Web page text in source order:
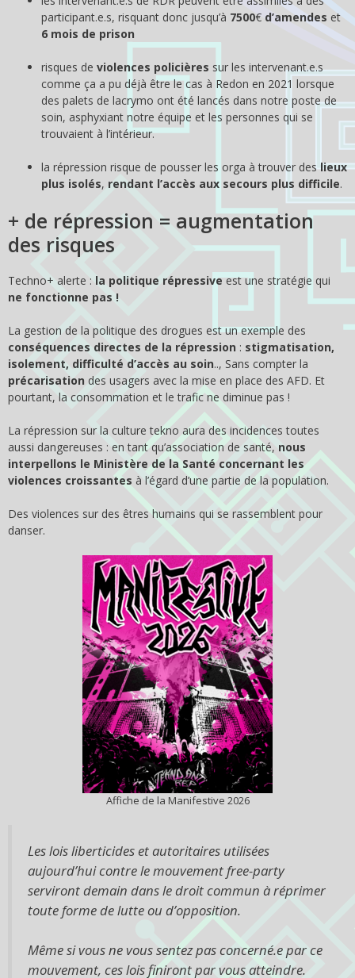
participant.e.s, risquant donc jusqu’à 7500€ d’amendes et
6 mois de prison
risques de violences policières sur les intervenant.e.s
comme ça a pu déjà être le cas à Redon en 2021 lorsque
des palets de lacrymo ont été lancés dans notre poste de
soin, asphyxiant notre équipe et les personnes qui se
trouvaient à l’intérieur.
la répression risque de pousser les orga à trouver deslieux
plus isolés, rendant l’accès aux secours plus difficile.
+ de répression = augmentation
des risques
Techno+ alerte : la politique répressiveest une stratégie qui
ne fonctionne pas !
La gestion de la politique des drogues est un exemple des
conséquences directes de la répression : stigmatisation,
isolement, difficulté d’accès au soin.., Sans compter la
précarisation des usagers avec la mise en place des AFD. Et
pourtant, la consommation et le trafic ne diminue pas !
La répression sur la culture tekno aura des incidences toutes
aussi dangereuses : en tant qu’association de santé, nous
interpellons le Ministère de la Santé concernant les
violences croissantes à l’égard d’une partie de la population.
Des violences sur des êtres humains qui se rassemblent pour
danser.
Affiche de la Manifestive 2026
Les lois liberticides et autoritaires utilisées
aujourd’hui contre le mouvement free-party
serviront demain dans le droit commun à réprimer
toute forme de lutte ou d’opposition.
Même si vous ne vous sentez pas concerné.e par ce
mouvement, ces lois finiront par vous atteindre.